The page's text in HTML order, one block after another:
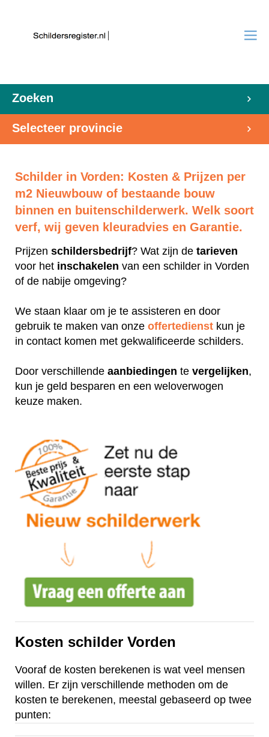
Zoeken
Selecteer provincie
Schilder in Vorden: Kosten & Prijzen per
m2 Nieuwbouw of bestaande bouw
binnen en buitenschilderwerk. Welk soort
verf, wij geven kleuradvies en Garantie.
Prijzen schildersbedrijf? Wat zijn de tarieven
voor het inschakelen van een schilder in Vorden
of de nabije omgeving?
We staan klaar om je te assisteren en door
gebruik te maken van onze offertedienst kun je
in contact komen met gekwalificeerde schilders.
Door verschillende aanbiedingen te vergelijken,
kun je geld besparen en een weloverwogen
keuze maken.
Kosten schilder Vorden
Vooraf de kosten berekenen is wat veel mensen
willen. Er zijn verschillende methoden om de
kosten te berekenen, meestal gebaseerd op twee
punten: